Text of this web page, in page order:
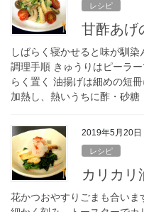
レシピ
甘酢あげ
しばらく寝かせると味が馴
調理手順 きゅうりはピーラ
らく置く 油揚げは細めの短
加熱し、熱いうちに酢・砂
2019年5月20日
レシピ
カリカリ
花かつおやすりごまも合い